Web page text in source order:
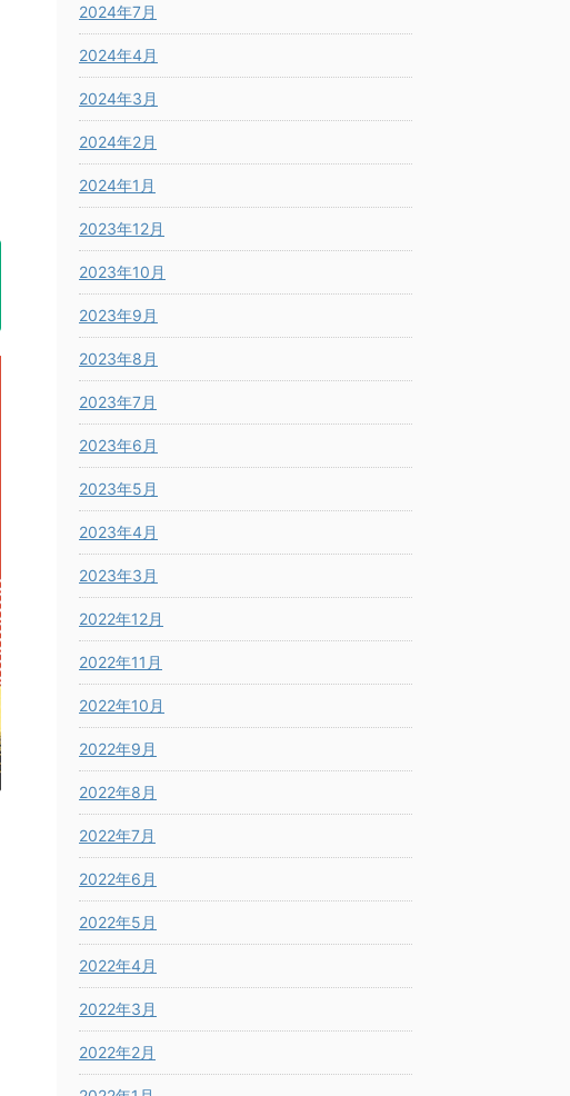
2024年7月
2024年4月
2024年3月
2024年2月
2024年1月
2023年12月
2023年10月
2023年9月
2023年8月
2023年7月
2023年6月
2023年5月
2023年4月
2023年3月
2022年12月
2022年11月
2022年10月
2022年9月
2022年8月
2022年7月
2022年6月
2022年5月
2022年4月
2022年3月
2022年2月